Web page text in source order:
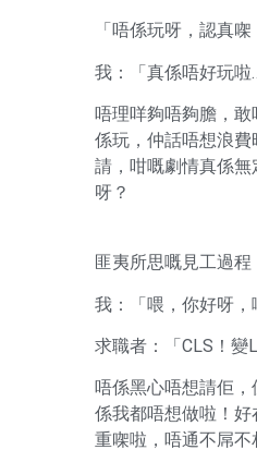
「唔係玩呀，認真
我：「真係唔好玩啦
唔理咩夠唔夠膽，
係玩，仲話唔想浪
請，咁嘅劇情真係
呀？
匪夷所思嘅見工過
我：「喂，你好呀，
求職者：「CLS！變
唔係黑心唔想請佢
係我都唔想做啦！
重㗎啦，唔通不屌不